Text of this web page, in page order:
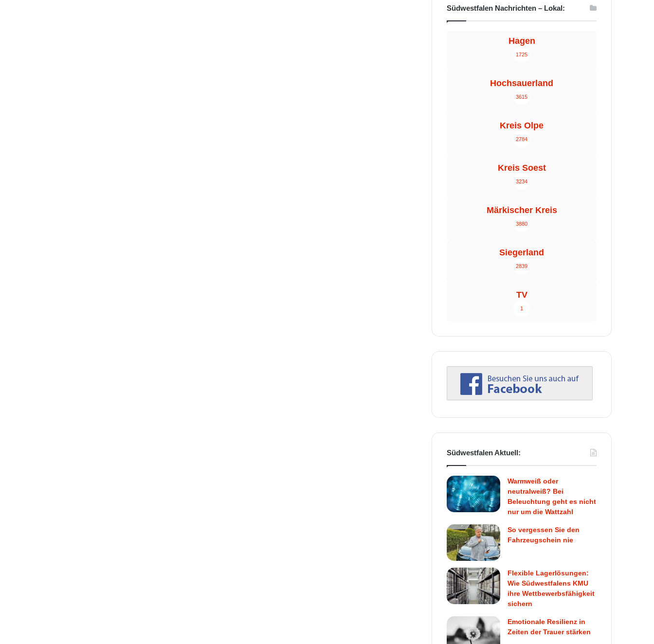
Südwestfalen Nachrichten – Lokal:
Hagen
1725
Hochsauerland
3615
Kreis Olpe
2784
Kreis Soest
3234
Märkischer Kreis
3880
Siegerland
2839
TV
1
Südwestfalen Aktuell:
Warmweiß oder
neutralweiß? Bei
Beleuchtung geht es nicht
nur um die Wattzahl
So vergessen Sie den
Fahrzeugschein nie
Flexible Lagerlösungen:
Wie Südwestfalens KMU
ihre Wettbewerbsfähigkeit
sichern
Emotionale Resilienz in
Zeiten der Trauer stärken